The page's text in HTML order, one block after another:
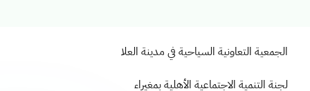
الجمعية التعاونية السياحية في مدينة العلا
لجنة التنمية الاجتماعية الأهلية بمغيراء